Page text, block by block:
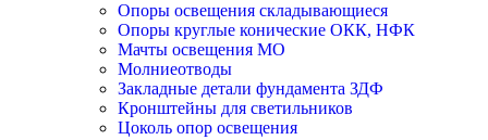
Опоры освещения складывающиеся
Опоры круглые конические ОКК, НФК
Мачты освещения МО
Молниеотводы
Закладные детали фундамента ЗДФ
Кронштейны для светильников
Цоколь опор освещения